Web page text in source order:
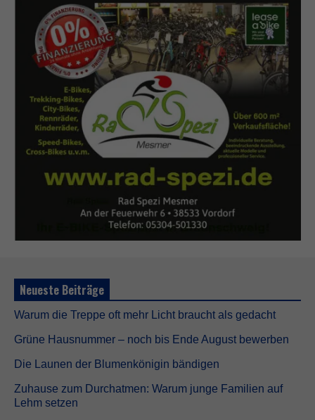
Neueste Beiträge
Warum die Treppe oft mehr Licht braucht als gedacht
Grüne Hausnummer – noch bis Ende August bewerben
Die Launen der Blumenkönigin bändigen
Zuhause zum Durchatmen: Warum junge Familien auf
Lehm setzen